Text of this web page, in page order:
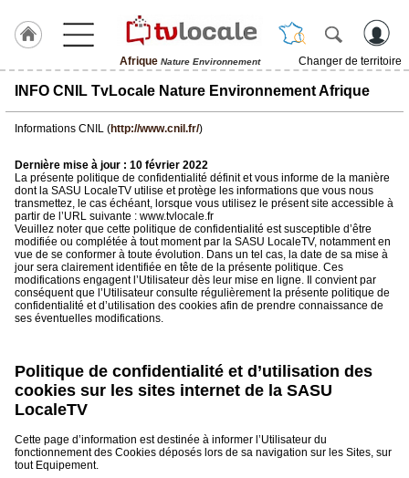
Afrique Nature Environnement
Changer de territoire
J'adhère
Hulcoq
Afrique
TvLocale
France
Accueil
RUBRIQUES
Gazette
Vidéos
Médias
du
groupe
INFO CNIL TvLocale Nature Environnement Afrique
Informations CNIL (http://www.cnil.fr/)
Dernière mise à jour : 10 février 2022
La présente politique de confidentialité définit et vous informe de la manière
dont la SASU LocaleTV utilise et protège les informations que vous nous
transmettez, le cas échéant, lorsque vous utilisez le présent site accessible à
partir de l’URL suivante : www.tvlocale.fr
Veuillez noter que cette politique de confidentialité est susceptible d’être
modifiée ou complétée à tout moment par la SASU LocaleTV, notamment en
vue de se conformer à toute évolution. Dans un tel cas, la date de sa mise à
jour sera clairement identifiée en tête de la présente politique. Ces
modifications engagent l’Utilisateur dès leur mise en ligne. Il convient par
conséquent que l’Utilisateur consulte régulièrement la présente politique de
confidentialité et d’utilisation des cookies afin de prendre connaissance de
ses éventuelles modifications.
Politique de confidentialité et d’utilisation des
cookies sur les sites internet de la SASU
LocaleTV
Cette page d’information est destinée à informer l’Utilisateur du
fonctionnement des Cookies déposés lors de sa navigation sur les Sites, sur
tout Equipement.